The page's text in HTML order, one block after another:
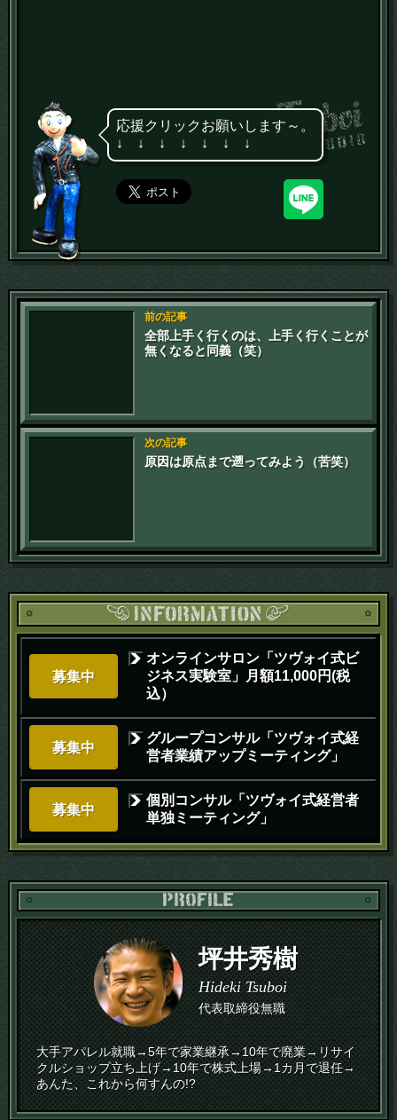
応援クリックお願いします～。
↓ ↓ ↓ ↓ ↓ ↓ ↓
前の記事
全部上手く行くのは、上手く行くことが
無くなると同義（笑）
次の記事
原因は原点まで遡ってみよう（苦笑）
募集中
オンラインサロン「ツヴォイ式ビ
ジネス実験室」月額11,000円(税
込）
募集中
グループコンサル「ツヴォイ式経
営者業績アップミーティング」
募集中
個別コンサル「ツヴォイ式経営者
単独ミーティング」
坪井秀樹
Hideki Tsuboi
代表取締役無職
大手アパレル就職→5年で家業継承→10年で廃業→リサイ
クルショップ立ち上げ→10年で株式上場→1カ月で退任→
あんた、これから何すんの!?